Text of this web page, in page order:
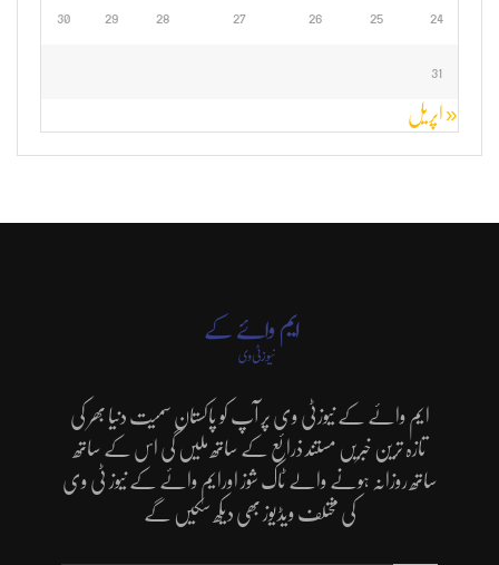
24
25
26
27
28
29
30
31
« اپریل
ایم وائے کے نیوزٹی وی پر آپ کو پاکستان سمیت دنیا بھر کی
تازہ ترین خبریں مستند ذرائع کے ساتھ ملیں گی اس کے ساتھ
ساتھ روزانہ ہونے والے ٹاک شوز اورایم وائے کے نیوز ٹی وی
کی مختلف ویڈیوز بھی دیکھ سکیں گے